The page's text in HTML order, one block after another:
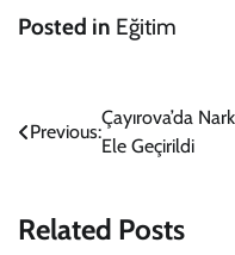
Posted in Eğitim
Yazı
Previous:
Çayırova’da
Ele Geçirildi
Related Posts